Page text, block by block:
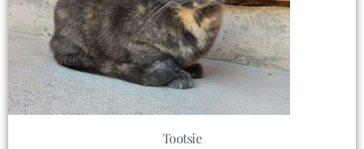
Tootsie